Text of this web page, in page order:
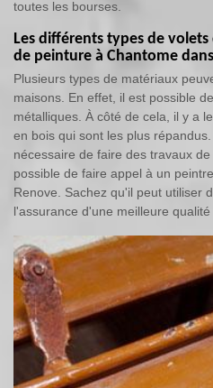
toutes les bourses.
Les différents types de
de peinture à Chantome
Plusieurs types de matériaux
maisons. En effet, il est possible
métalliques. À côté de cela, il y a
en bois qui sont les plus
nécessaire de faire des travaux
possible de faire appel à un
Renove. Sachez qu'il peut utiliser
l'assurance d'une meilleure qualité